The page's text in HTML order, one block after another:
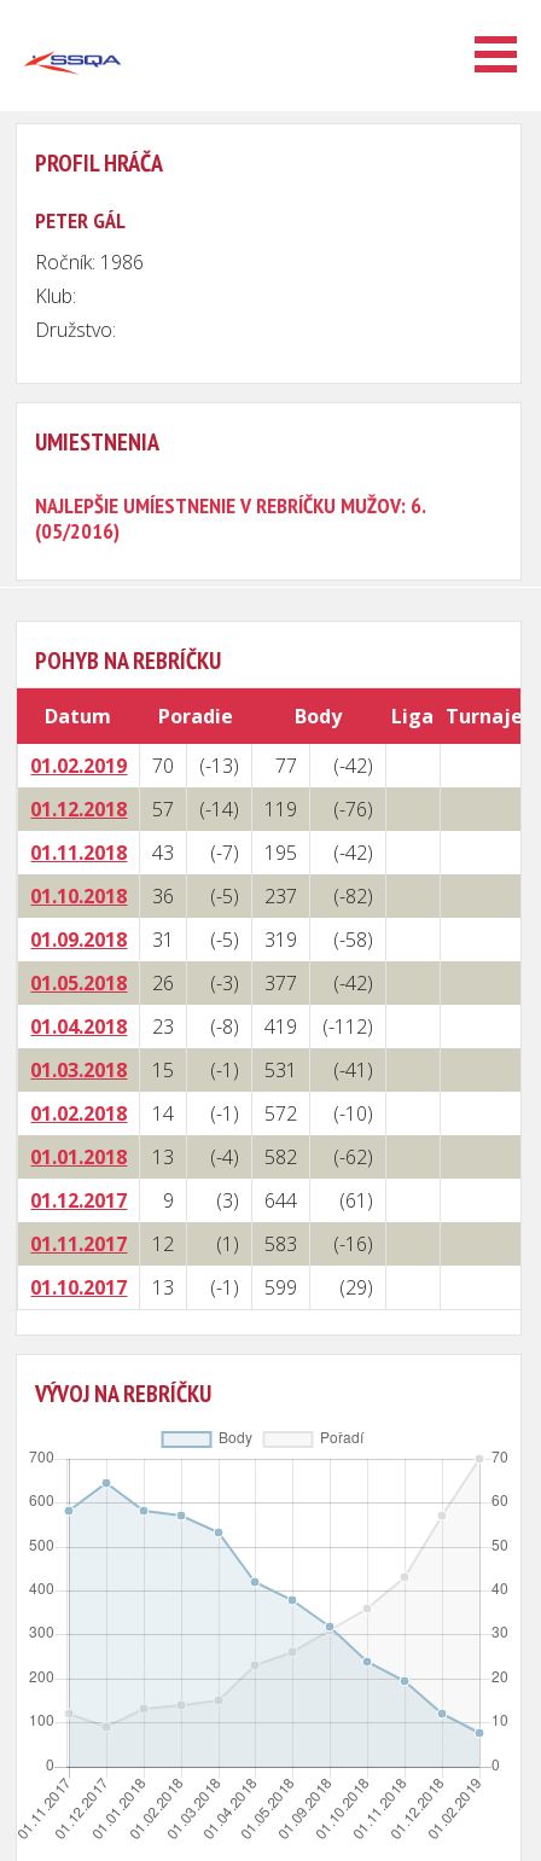
PROFIL HRÁČA
PETER GÁL
Ročník: 1986
Klub:
Družstvo:
UMIESTNENIA
NAJLEPŠIE UMÍESTNENIE V REBRÍČKU MUŽOV: 6.
(05/2016)
POHYB NA REBRÍČKU
Datum Poradie Body Liga Turnaje
01.02.2019
70 (-13) 77
(-42)
01.12.2018
57 (-14) 119
(-76)
01.11.2018
43 (-7) 195
(-42)
01.10.2018
36 (-5) 237
(-82)
01.09.2018
31 (-5) 319
(-58)
01.05.2018
26 (-3) 377
(-42)
01.04.2018
23 (-8) 419
(-112)
01.03.2018
15 (-1) 531
(-41)
01.02.2018
14 (-1) 572
(-10)
01.01.2018
13 (-4) 582
(-62)
01.12.2017
9 (3) 644
(61)
01.11.2017
12 (1) 583
(-16)
01.10.2017
13 (-1) 599 (29)
VÝVOJ NA REBRÍČKU